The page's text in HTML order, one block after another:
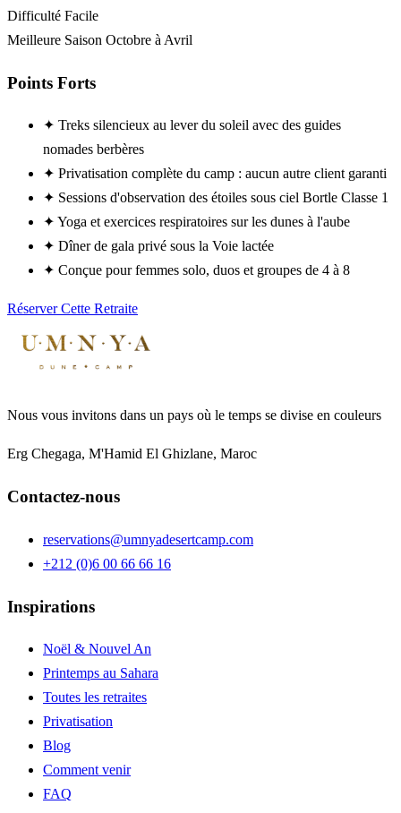
Difficulté Facile
Meilleure Saison Octobre à Avril
Points Forts
✦ Treks silencieux au lever du soleil avec des guides
nomades berbères
✦ Privatisation complète du camp : aucun autre client garanti
✦ Sessions d'observation des étoiles sous ciel Bortle Classe 1
✦ Yoga et exercices respiratoires sur les dunes à l'aube
✦ Dîner de gala privé sous la Voie lactée
✦ Conçue pour femmes solo, duos et groupes de 4 à 8
Réserver Cette Retraite
Nous vous invitons dans un pays où le temps se divise en couleurs
Erg Chegaga, M'Hamid El Ghizlane, Maroc
Contactez-nous
reservations@umnyadesertcamp.com
+212 (0)6 00 66 66 16
Inspirations
Noël & Nouvel An
Printemps au Sahara
Toutes les retraites
Privatisation
Blog
Comment venir
FAQ